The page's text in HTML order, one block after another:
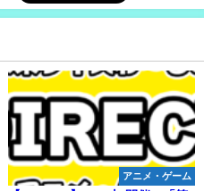
アニメ・ゲーム